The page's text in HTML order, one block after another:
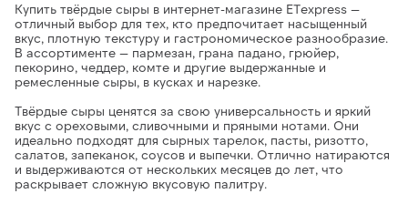
Купить твёрдые сыры в интернет-магазине ETexpress —
отличный выбор для тех, кто предпочитает насыщенный
вкус, плотную текстуру и гастрономическое разнообразие.
В ассортименте — пармезан, грана падано, грюйер,
пекорино, чеддер, комте и другие выдержанные и
ремесленные сыры, в кусках и нарезке.
Твёрдые сыры ценятся за свою универсальность и яркий
вкус с ореховыми, сливочными и пряными нотами. Они
идеально подходят для сырных тарелок, пасты, ризотто,
салатов, запеканок, соусов и выпечки. Отлично натираются
и выдерживаются от нескольких месяцев до лет, что
раскрывает сложную вкусовую палитру.